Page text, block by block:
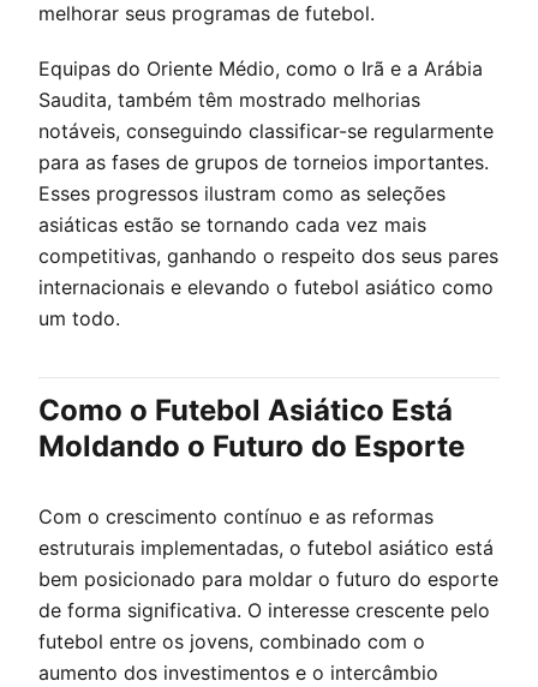
melhorar seus programas de futebol.
Equipas do Oriente Médio, como o Irã e a Arábia
Saudita, também têm mostrado melhorias
notáveis, conseguindo classificar-se regularmente
para as fases de grupos de torneios importantes.
Esses progressos ilustram como as seleções
asiáticas estão se tornando cada vez mais
competitivas, ganhando o respeito dos seus pares
internacionais e elevando o futebol asiático como
um todo.
Como o Futebol Asiático Está
Moldando o Futuro do Esporte
Com o crescimento contínuo e as reformas
estruturais implementadas, o futebol asiático está
bem posicionado para moldar o futuro do esporte
de forma significativa. O interesse crescente pelo
futebol entre os jovens, combinado com o
aumento dos investimentos e o intercâmbio